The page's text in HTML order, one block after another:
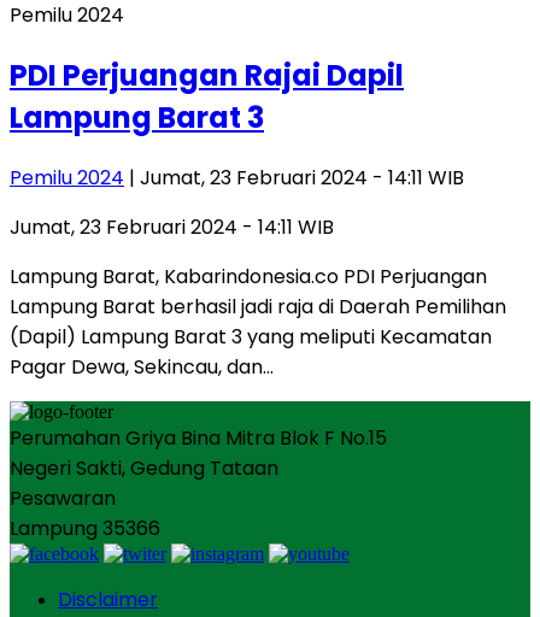
Pemilu 2024
PDI Perjuangan Rajai Dapil
Lampung Barat 3
Pemilu 2024 | Jumat, 23 Februari 2024 - 14:11 WIB
Jumat, 23 Februari 2024 - 14:11 WIB
Lampung Barat, Kabarindonesia.co PDI Perjuangan
Lampung Barat berhasil jadi raja di Daerah Pemilihan
(Dapil) Lampung Barat 3 yang meliputi Kecamatan
Pagar Dewa, Sekincau, dan…
Perumahan Griya Bina Mitra Blok F No.15
Negeri Sakti, Gedung Tataan
Pesawaran
Lampung 35366
Disclaimer